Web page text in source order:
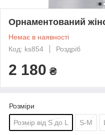
Орнаментований
Немає в наявності
Код: ks854
Роздріб
2 180 ₴
Розміри
Розмір від S до L S-M L